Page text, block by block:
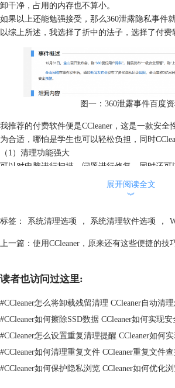
卸干净，占用的内存也不算小。
如果以上还能勉强接受，那么360泄露隐私事件
以综上所述，我选择了折中的法子，选择了付费
图一：360泄露事件百度
我推荐的付费软件便是CCleaner，这是一款安全
为合适，哪怕是学生也可以轻松负担，同时
（1）清理功能强大
可以对电脑进行扫描，问题进行修复，同时还可
图二：CCleaner清理界面
（2）注册表清理功能
展开阅读全文
︾
标签： 系统清理选项 ， 系统清理软件选项 ，
上一篇： 使用CCleaner，原来还有这些便捷的技
读者也访问过这里:
#CCleaner怎么将卸载残留清理 CCleaner自动清
#CCleaner如何擦除SSD数据 CCleaner如何实现
#CCleaner怎么设置重复清理提醒 CCleaner如何
#CCleaner如何清理重复文件 CCleaner重复文件
#CCleaner如何保护隐私浏览 CCleaner如何优化